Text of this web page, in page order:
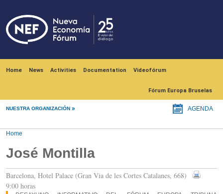
Home News Activities Documentation Videofórum
Fórum Europa Bruselas
NUESTRA ORGANIZACIÓN AGENDA
Home
José Montilla
Barcelona, Hotel Palace (Gran Via de les Cortes Catalanes, 668)
9:00 horas